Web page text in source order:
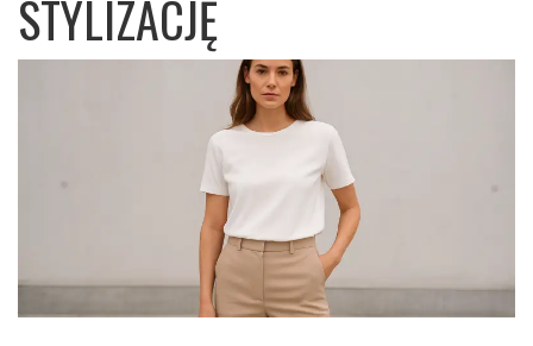
STYLIZACJĘ